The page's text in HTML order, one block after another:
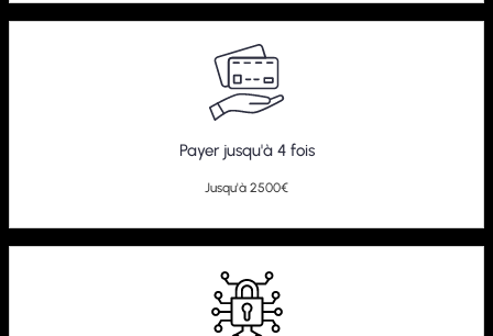
Payer jusqu'à 4 fois
Jusqu'à 2500€